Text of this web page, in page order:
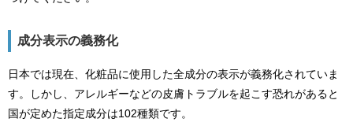
成分表示の義務化
日本では現在、化粧品に使用した全成分の表示が義務化されていま
す。しかし、アレルギーなどの皮膚トラブルを起こす恐れがあると
国が定めた指定成分は102種類です。